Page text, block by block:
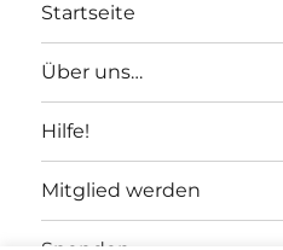
Startseite
Über uns…
Hilfe!
Mitglied werden